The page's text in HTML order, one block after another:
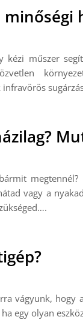
minőségi
kézi műszer
infravörös
vagy a
vágyunk, hogy
egy olyan